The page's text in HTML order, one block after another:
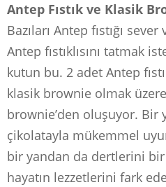
Antep Fıstık ve Klasik
Bazıları Antep fıstığı
Antep fıstıklısını tatmak
kutun bu. 2 adet Antep
klasik brownie olmak
brownie’den oluşuyor. Bir
çikolatayla mükemmel
bir yandan da dertlerini
hayatın lezzetlerini fark